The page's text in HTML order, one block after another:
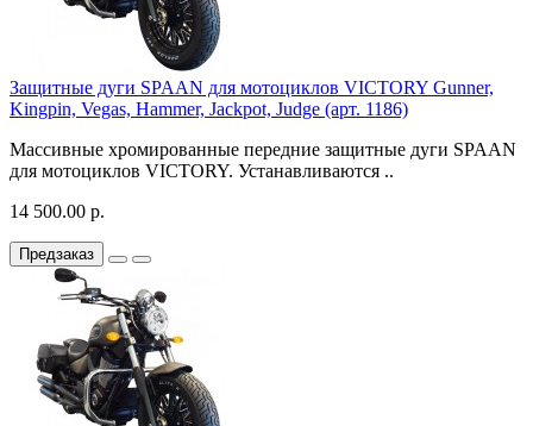
Защитные дуги SPAAN для мотоциклов VICTORY Gunner,
Kingpin, Vegas, Hammer, Jackpot, Judge (арт. 1186)
Массивные хромированные передние защитные дуги SPAAN
для мотоциклов VICTORY. Устанавливаются ..
14 500.00 р.
Предзаказ